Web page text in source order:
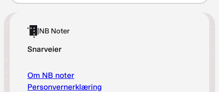
kr 88,–
|NB Noter
Snarveier
Om NB noter
Personvernerklæring